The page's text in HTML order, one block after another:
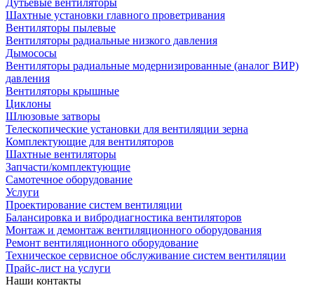
Дутьевые вентиляторы
Шахтные установки главного проветривания
Вентиляторы пылевые
Вентиляторы радиальные низкого давления
Дымососы
Вентиляторы радиальные модернизированные (аналог ВИР)
давления
Вентиляторы крышные
Циклоны
Шлюзовые затворы
Телескопические установки для вентиляции зерна
Комплектующие для вентиляторов
Шахтные вентиляторы
Запчасти/комплектующие
Самотечное оборудование
Услуги
Проектирование систем вентиляции
Балансировка и вибродиагностика вентиляторов
Монтаж и демонтаж вентиляционного оборудования
Ремонт вентиляционного оборудование
Техническое сервисное обслуживание систем вентиляции
Прайс-лист на услуги
Наши контакты